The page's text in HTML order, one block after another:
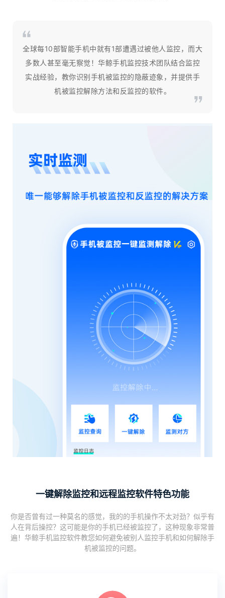
全球每10部智能手机中就有1部遭遇过被他人监控，而大
多数人甚至毫无察觉！华鲸手机监控技术团队结合监控
实战经验，教你识别手机被监控的隐蔽迹象 ，并提供手
机被监控解除方法和反监控的软件。
一键解除监控和远程监控软件特色功能
你是否曾有过一种莫名的感觉，我的的手机操作不太对劲？似乎有
人在背后操控？这可能是你的手机已经被监控了，这种现象非常普
遍！华鲸手机监控软件教您如何避免被别人监控手机和如何解除手
机被监控的问题。